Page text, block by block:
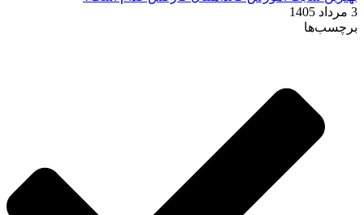
3 مرداد 1405
برچسب‌ها